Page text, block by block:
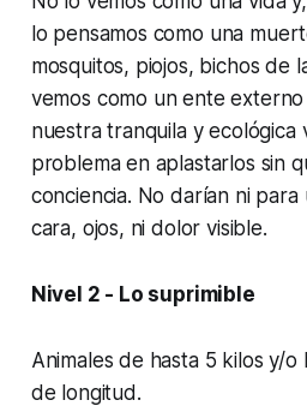
lo pensamos como una
mosquitos, piojos, bichos de
vemos como un ente
nuestra tranquila y ecológica
problema en aplastarlos sin
conciencia. No darían ni para
cara, ojos, ni dolor visible.
Nivel 2 - Lo suprimible
Animales de hasta 5 kilos y/
de longitud.